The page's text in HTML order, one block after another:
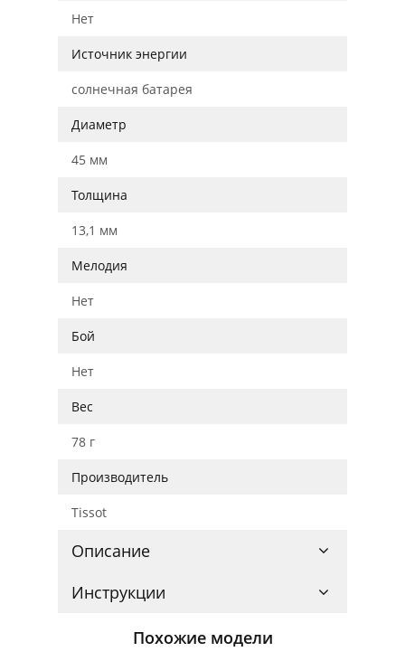
Нет
Источник энергии
солнечная батарея
Диаметр
45 мм
Толщина
13,1 мм
Мелодия
Нет
Бой
Нет
Вес
78 г
Производитель
Tissot
Описание
Инструкции
Похожие модели